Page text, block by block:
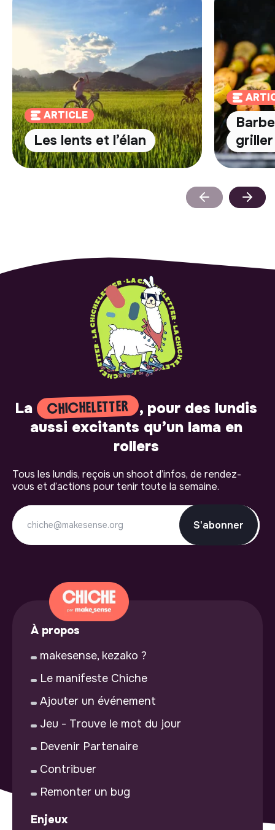
ARTICLE
Les lents et l’élan
La CHICHELETTER
, pour des lundis
aussi excitants qu’un lama en
rollers
Tous les lundis, reçois un shoot d’infos, de rendez-
vous et d’actions pour tenir toute la semaine.
S'abonner
À propos
makesense, kezako ?
Le manifeste Chiche
Ajouter un événement
Jeu - Trouve le mot du jour
Devenir Partenaire
Contribuer
Remonter un bug
Enjeux